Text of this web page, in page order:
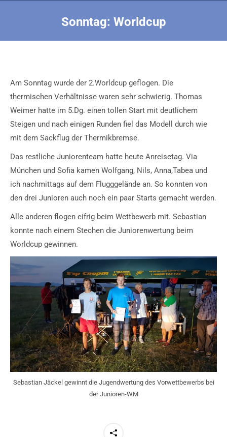
Sonntag: Worldcup
Am Sonntag wurde der 2.Worldcup geflogen. Die
thermischen Verhältnisse waren sehr schwierig. Thomas
Weimer hatte im 5.Dg. einen tollen Start mit deutlichem
Steigen und nach einigen Runden fiel das Modell durch wie
mit dem Sackflug der Thermikbremse.
Das restliche Juniorenteam hatte heute Anreisetag. Via
München und Sofia kamen Wolfgang, Nils, Anna,Tabea und
ich nachmittags auf dem Flugggelände an. So konnten von
den drei Junioren auch noch ein paar Starts gemacht werden.
Alle anderen flogen eifrig beim Wettbewerb mit. Sebastian
konnte nach einem Stechen die Juniorenwertung beim
Worldcup gewinnen.
Sebastian Jäckel gewinnt die Jugendwertung des Vorwettbewerbs bei
der Junioren-WM